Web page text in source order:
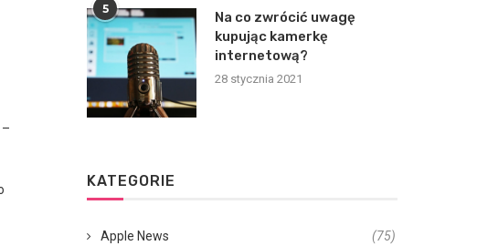
5
Na co zwrócić uwagę
kupując kamerkę
internetową?
28 stycznia 2021
KATEGORIE
Apple News (75)